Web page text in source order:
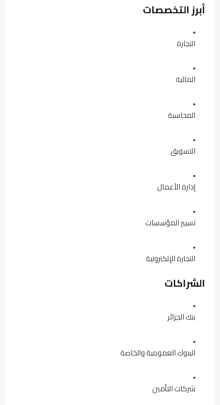
أبرز التخصصات
التجارة
المالية
المحاسبة
التسويق
إدارة الأعمال
تسيير المؤسسات
التجارة الإلكترونية
الشراكات
بنك الجزائر
البنوك العمومية والخاصة
شركات التأمين